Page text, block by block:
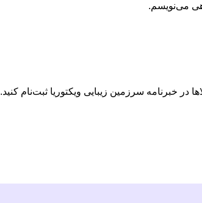
می‌نویسم.
در خبرنامه سرزمین زیبایی ویکتوریا ثبت‌نام کنید.